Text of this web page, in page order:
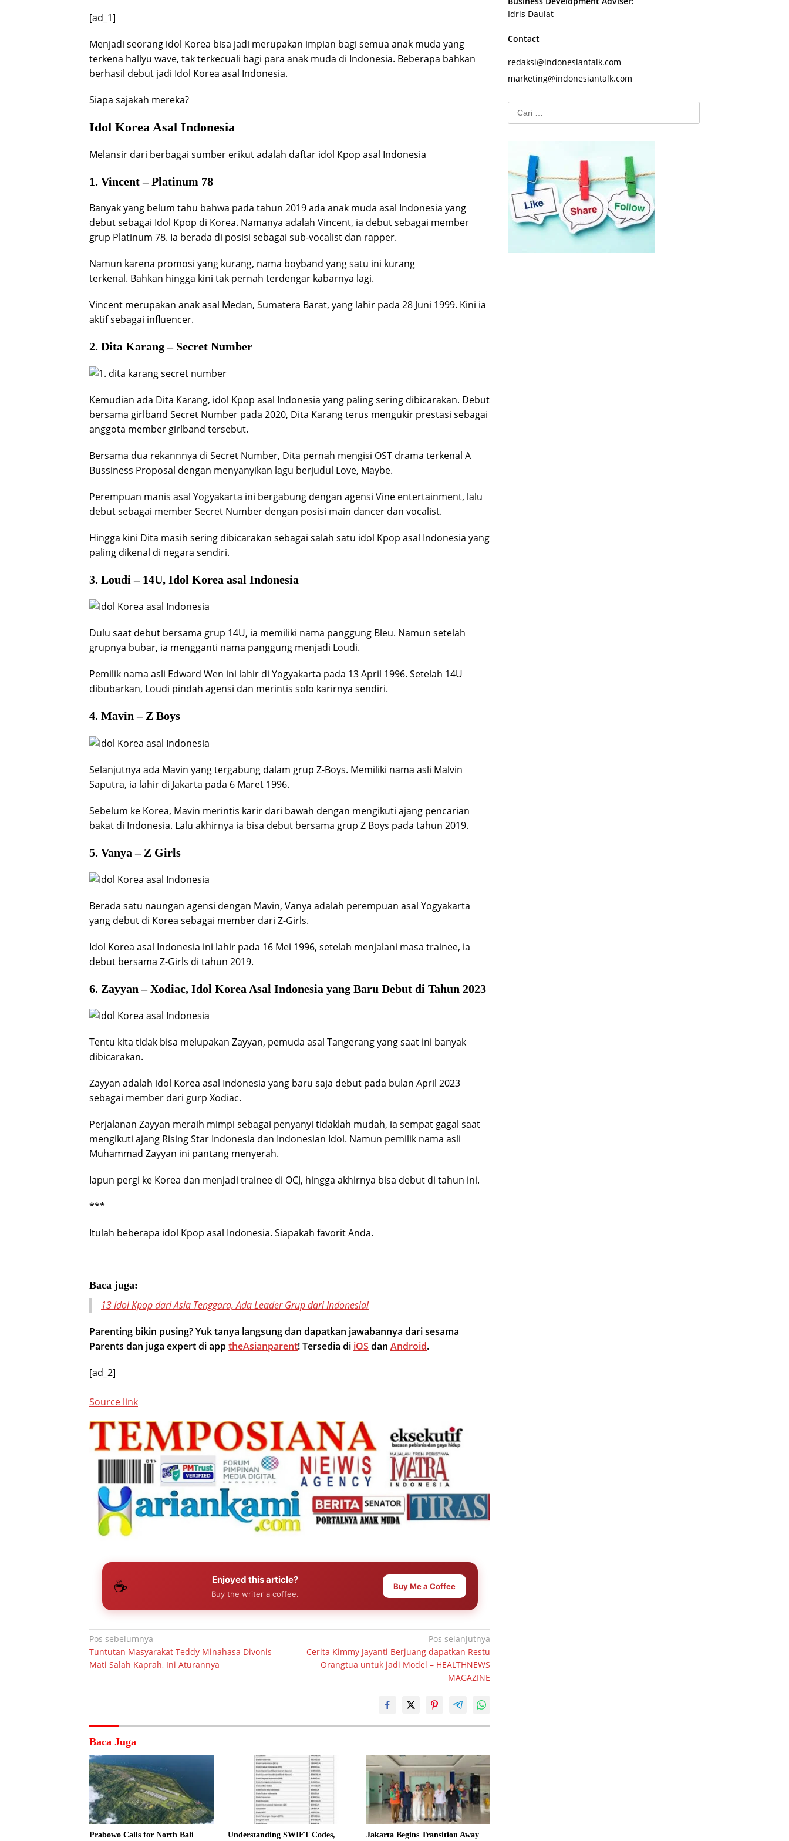
[ad_1]
Menjadi seorang idol Korea bisa jadi merupakan impian bagi semua anak muda yang
terkena hallyu wave, tak terkecuali bagi para anak muda di Indonesia. Beberapa bahkan
berhasil debut jadi Idol Korea asal Indonesia.
Siapa sajakah mereka?
Idol Korea Asal Indonesia
Melansir dari berbagai sumber erikut adalah daftar idol Kpop asal Indonesia
1. Vincent – Platinum 78
Banyak yang belum tahu bahwa pada tahun 2019 ada anak muda asal Indonesia yang
debut sebagai Idol Kpop di Korea. Namanya adalah Vincent, ia debut sebagai member
grup Platinum 78. Ia berada di posisi sebagai sub-vocalist dan rapper.
Namun karena promosi yang kurang, nama boyband yang satu ini kurang
terkenal. Bahkan hingga kini tak pernah terdengar kabarnya lagi.
Vincent merupakan anak asal Medan, Sumatera Barat, yang lahir pada 28 Juni 1999. Kini ia
aktif sebagai influencer.
2. Dita Karang – Secret Number
Kemudian ada Dita Karang, idol Kpop asal Indonesia yang paling sering dibicarakan. Debut
bersama girlband Secret Number pada 2020, Dita Karang terus mengukir prestasi sebagai
anggota member girlband tersebut.
Bersama dua rekannnya di Secret Number, Dita pernah mengisi OST drama terkenal A
Bussiness Proposal dengan menyanyikan lagu berjudul Love, Maybe.
Perempuan manis asal Yogyakarta ini bergabung dengan agensi Vine entertainment, lalu
debut sebagai member Secret Number dengan posisi main dancer dan vocalist.
Hingga kini Dita masih sering dibicarakan sebagai salah satu idol Kpop asal Indonesia yang
paling dikenal di negara sendiri.
3. Loudi – 14U, Idol Korea asal Indonesia
Dulu saat debut bersama grup 14U, ia memiliki nama panggung Bleu. Namun setelah
grupnya bubar, ia mengganti nama panggung menjadi Loudi.
Pemilik nama asli Edward Wen ini lahir di Yogyakarta pada 13 April 1996. Setelah 14U
dibubarkan, Loudi pindah agensi dan merintis solo karirnya sendiri.
4. Mavin – Z Boys
Selanjutnya ada Mavin yang tergabung dalam grup Z-Boys. Memiliki nama asli Malvin
Saputra, ia lahir di Jakarta pada 6 Maret 1996.
Sebelum ke Korea, Mavin merintis karir dari bawah dengan mengikuti ajang pencarian
bakat di Indonesia. Lalu akhirnya ia bisa debut bersama grup Z Boys pada tahun 2019.
5. Vanya – Z Girls
Berada satu naungan agensi dengan Mavin, Vanya adalah perempuan asal Yogyakarta
yang debut di Korea sebagai member dari Z-Girls.
Idol Korea asal Indonesia ini lahir pada 16 Mei 1996, setelah menjalani masa trainee, ia
debut bersama Z-Girls di tahun 2019.
6. Zayyan – Xodiac, Idol Korea Asal Indonesia yang Baru Debut di Tahun 2023
Tentu kita tidak bisa melupakan Zayyan, pemuda asal Tangerang yang saat ini banyak
dibicarakan.
Zayyan adalah idol Korea asal Indonesia yang baru saja debut pada bulan April 2023
sebagai member dari gurp Xodiac.
Perjalanan Zayyan meraih mimpi sebagai penyanyi tidaklah mudah, ia sempat gagal saat
mengikuti ajang Rising Star Indonesia dan Indonesian Idol. Namun pemilik nama asli
Muhammad Zayyan ini pantang menyerah.
Iapun pergi ke Korea dan menjadi trainee di OCJ, hingga akhirnya bisa debut di tahun ini.
***
Itulah beberapa idol Kpop asal Indonesia. Siapakah favorit Anda.
Baca juga:
13 Idol Kpop dari Asia Tenggara, Ada Leader Grup dari Indonesia!
Parenting bikin pusing? Yuk tanya langsung dan dapatkan jawabannya dari sesama
Parents dan juga expert di apptheAsianparent! Tersedia di iOS dan Android.
[ad_2]
Source link
☕ Enjoyed this article?
Buy the writer a coffee.
Buy Me a Coffee
Navigasi
pos
Pos sebelumnya
Tuntutan Masyarakat Teddy Minahasa Divonis
Mati Salah Kaprah, Ini Aturannya
Pos selanjutnya
Cerita Kimmy Jayanti Berjuang dapatkan Restu
Orangtua untuk jadi Model – HEALTHNEWS
MAGAZINE
Baca Juga
Prabowo Calls for North Bali Understanding SWIFT Codes, Jakarta Begins Transition Away
Idris Daulat
Contact
redaksi@indonesiantalk.com
marketing@indonesiantalk.com
Cari
untuk: